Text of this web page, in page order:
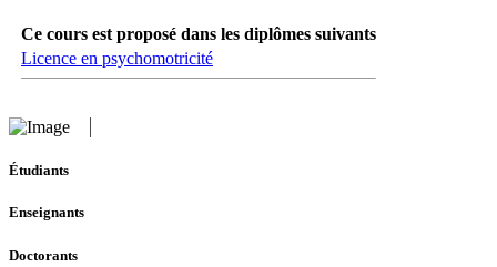
Ce cours est proposé dans les diplômes suivants
Licence en psychomotricité
Étudiants
Enseignants
Doctorants